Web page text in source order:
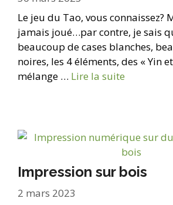
Le jeu du Tao, vous connaissez?
jamais joué…par contre, je sais
beaucoup de cases blanches,
noires, les 4 éléments, des « Yin
mélange … Lire la suite
Impression sur bois
2 mars 2023